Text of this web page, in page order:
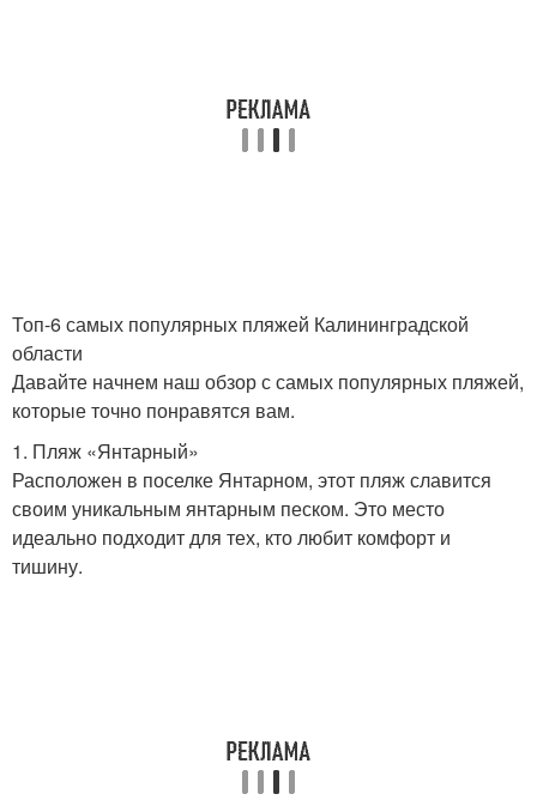
Топ-6 самых популярных пляжей Калининградской
области
Давайте начнем наш обзор с самых популярных пляжей,
которые точно понравятся вам.
1. Пляж «Янтарный»
Расположен в поселке Янтарном, этот пляж славится
своим уникальным янтарным песком. Это место
идеально подходит для тех, кто любит комфорт и
тишину.